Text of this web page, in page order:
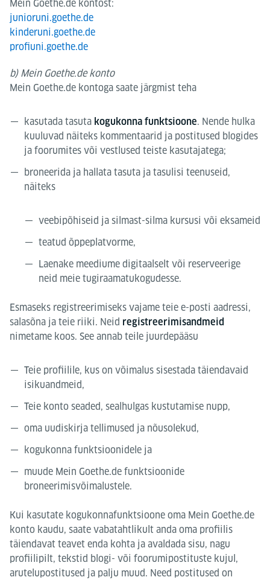
Mein Goethe.de kontost:
junioruni.goethe.de
kinderuni.goethe.de
profiuni.goethe.de
b) Mein Goethe.de konto
Mein Goethe.de kontoga saate järgmist teha
kasutada tasuta kogukonna funktsioone. Nende hulka
kuuluvad näiteks kommentaarid ja postitused blogides
ja foorumites või vestlused teiste kasutajatega;
broneerida ja hallata tasuta ja tasulisi teenuseid,
näiteks
veebipõhiseid ja silmast-silma kursusi või eksameid
teatud õppeplatvorme,
Laenake meediume digitaalselt või reserveerige
neid meie tugiraamatukogudesse.
Esmaseks registreerimiseks vajame teie e-posti aadressi,
salasõna ja teie riiki. Neid registreerimisandmeid
nimetame koos. See annab teile juurdepääsu
Teie profiilile, kus on võimalus sisestada täiendavaid
isikuandmeid,
Teie konto seaded, sealhulgas kustutamise nupp,
oma uudiskirja tellimused ja nõusolekud,
kogukonna funktsioonidele ja
muude Mein Goethe.de funktsioonide
broneerimisvõimalustele.
Kui kasutate kogukonnafunktsioone oma Mein Goethe.de
konto kaudu, saate vabatahtlikult anda oma profiilis
täiendavat teavet enda kohta ja avaldada sisu, nagu
profiilipilt, tekstid blogi- või foorumipostituste kujul,
arutelupostitused ja palju muud. Need postitused on